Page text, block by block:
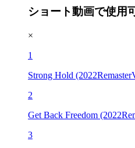
ショート動画で使用
×
1
Strong Hold
2
Get Back Freedom
3